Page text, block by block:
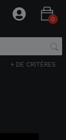
0
+ DE CRITÈRES